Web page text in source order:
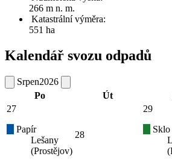
266 m n. m.
Katastrální výměra:
551 ha
Kalendář svozu odpadů
Srpen2026
Po
Út
27
Papír
Lešany
(Prostějov)
28
29
Sklo